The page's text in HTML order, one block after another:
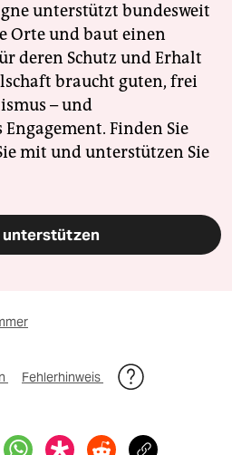
unterstützt bundesweit
Orte und baut einen
deren Schutz und Erhalt
braucht guten, frei
– und
Finden Sie
mit und unterstützen Sie
Fehlerhinweis